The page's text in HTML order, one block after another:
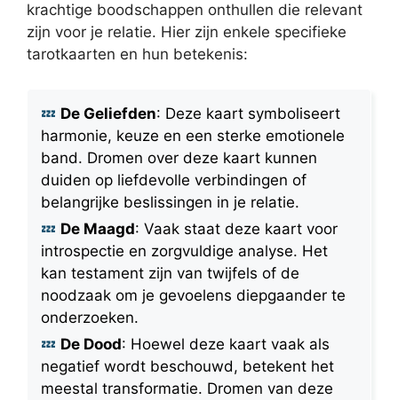
krachtige boodschappen onthullen die relevant
zijn voor je relatie. Hier zijn enkele specifieke
tarotkaarten en hun betekenis:
De Geliefden: Deze kaart symboliseert
harmonie, keuze en een sterke emotionele
band. Dromen over deze kaart kunnen
duiden op liefdevolle verbindingen of
belangrijke beslissingen in je relatie.
De Maagd: Vaak staat deze kaart voor
introspectie en zorgvuldige analyse. Het
kan testament zijn van twijfels of de
noodzaak om je gevoelens diepgaander te
onderzoeken.
De Dood: Hoewel deze kaart vaak als
negatief wordt beschouwd, betekent het
meestal transformatie. Dromen van deze